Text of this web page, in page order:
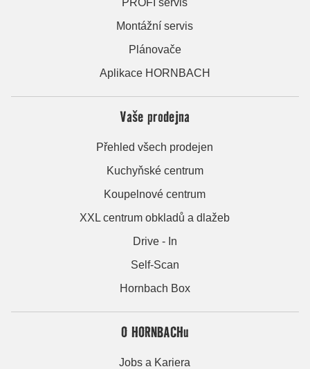
Montážní servis
Plánovače
Aplikace HORNBACH
Vaše prodejna
Přehled všech prodejen
Kuchyňské centrum
Koupelnové centrum
XXL centrum obkladů a dlažeb
Drive - In
Self-Scan
Hornbach Box
O HORNBACHu
Jobs a Kariera